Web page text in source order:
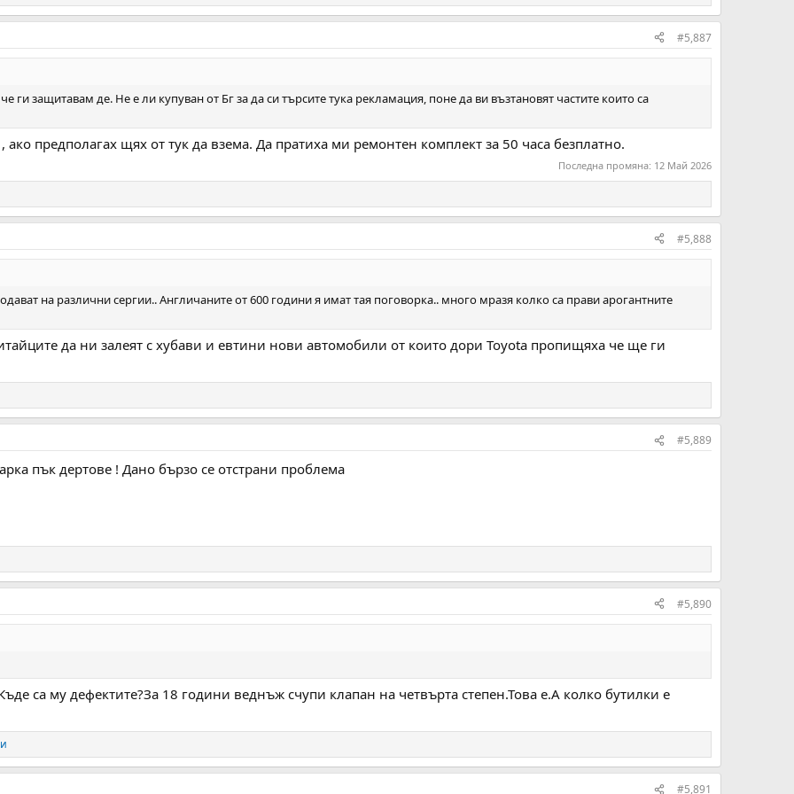
#5,887
ги защитавам де. Не е ли купуван от Бг за да си търсите тука рекламация, поне да ви възтановят частите които са
предполагах щях от тук да взема. Да пратиха ми ремонтен комплект за 50 часа безплатно.
Последна промяна: 12 Май 2026
#5,888
на различни сергии.. Англичаните от 600 години я имат тая поговорка.. много мразя колко са прави арогантните
да ни залеят с хубави и евтини нови автомобили от които дори Toyota пропищяха че ще ги
#5,889
пък дертове ! Дано бързо се отстрани проблема
#5,890
са му дефектите?За 18 години веднъж счупи клапан на четвърта степен.Това е.А колко бутилки е
#5,891